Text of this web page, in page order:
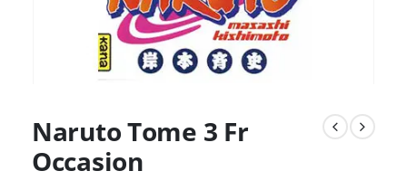
Naruto Tome 3 Fr
Occasion